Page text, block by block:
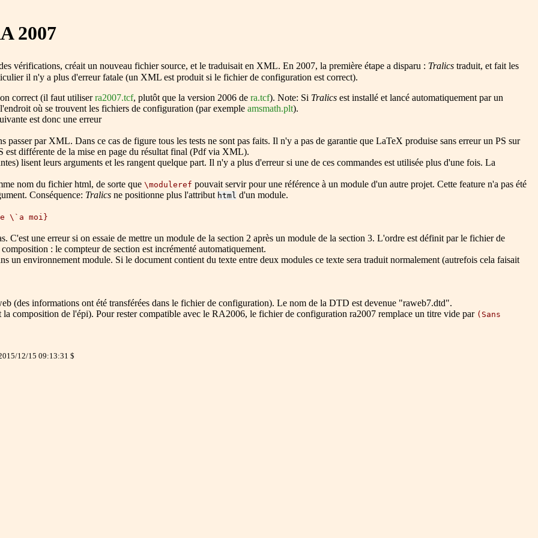
2007
vérifications, créait un nouveau fichier source, et le traduisait en XML. En 2007, la première étape a disparu : Tralics traduit, et fait les
il n'y a plus d'erreur fatale (un XML est produit si le fichier de configuration est correct).
correct (il faut utiliserra2007.tcf, plutôt que la version 2006 de ra.tcf). Note: Si Tralics est installé et lancé automatiquement par un
où se trouvent les fichiers de configuration (par exemple amsmath.plt).
est donc une erreur
par XML. Dans ce cas de figure tous les tests ne sont pas faits. Il n'y a pas de garantie que LaTeX produise sans erreur un PS sur
est différente de la mise en page du résultat final (Pdf via XML).
lisent leurs arguments et les rangent quelque part. Il n'y a plus d'erreur si une de ces commandes est utilisée plus d'une fois. La
nom du fichier html, de sorte que \moduleref pouvait servir pour une référence à un module d'un autre projet. Cette feature n'a pas été
Conséquence: Tralics ne positionne plus l'attribut html d'un module.
\`a moi}
C'est une erreur si on essaie de mettre un module de la section 2 après un module de la section 3. L'ordre est définit par le fichier de
: le compteur de section est incrémenté automatiquement.
un environnement module. Si le document contient du texte entre deux modules ce texte sera traduit normalement (autrefois cela faisait
(des informations ont été transférées dans le fichier de configuration). Le nom de la DTD est devenue raweb7.dtd .
composition de l'épi). Pour rester compatible avec le RA2006, le fichier de configuration ra2007 remplace un titre vide par (Sans
12/15 09:13:31 $